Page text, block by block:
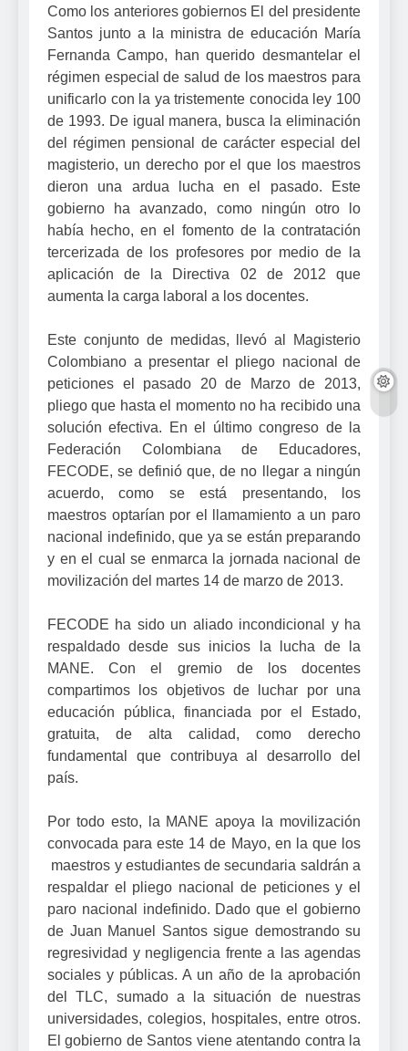
Como los anteriores gobiernos El del presidente
Santos junto a la ministra de educación María
Fernanda Campo, han querido desmantelar el
régimen especial de salud de los maestros para
unificarlo con la ya tristemente conocida ley 100
de 1993. De igual manera, busca la eliminación
del régimen pensional de carácter especial del
magisterio, un derecho por el que los maestros
dieron una ardua lucha en el pasado. Este
gobierno ha avanzado, como ningún otro lo
había hecho, en el fomento de la contratación
tercerizada de los profesores por medio de la
aplicación de la Directiva 02 de 2012 que
aumenta la carga laboral a los docentes.
Este conjunto de medidas, llevó al Magisterio
Colombiano a presentar el pliego nacional de
peticiones el pasado 20 de Marzo de 2013,
pliego que hasta el momento no ha recibido una
solución efectiva. En el último congreso de la
Federación Colombiana de Educadores,
FECODE, se definió que, de no llegar a ningún
acuerdo, como se está presentando, los
maestros optarían por el llamamiento a un paro
nacional indefinido, que ya se están preparando
y en el cual se enmarca la jornada nacional de
movilización del martes 14 de marzo de 2013.
FECODE ha sido un aliado incondicional y ha
respaldado desde sus inicios la lucha de la
MANE. Con el gremio de los docentes
compartimos los objetivos de luchar por una
educación pública, financiada por el Estado,
gratuita, de alta calidad, como derecho
fundamental que contribuya al desarrollo del
país.
Por todo esto, la MANE apoya la movilización
convocada para este 14 de Mayo, en la que los
maestros y estudiantes de secundaria saldrán a
respaldar el pliego nacional de peticiones y el
paro nacional indefinido. Dado que e l gobierno
de Juan Manuel Santos sigue demostrando su
regresividad y negligencia frente a las agendas
sociales y públicas. A un año de la aprobación
del TLC, sumado a la situación de nuestras
universidades, colegios, hospitales, entre otros.
El gobierno de Santos viene atentando contra la